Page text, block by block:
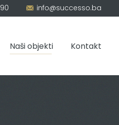
info@successo.ba
Naši objekti Kontakt